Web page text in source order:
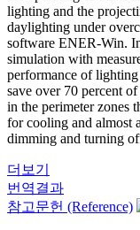
lighting and the
daylighting under
software ENER-Win.
simulation with
performance of
save over 70 percent
in the perimeter zones
for cooling and almost
dimming and turning
더보기
번역결과
참고문헌 (Reference)